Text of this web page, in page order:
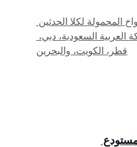
المحمولة لكلا الحدثين
العربية السعودية، دبي،
قطر، الكويت، والبحرين